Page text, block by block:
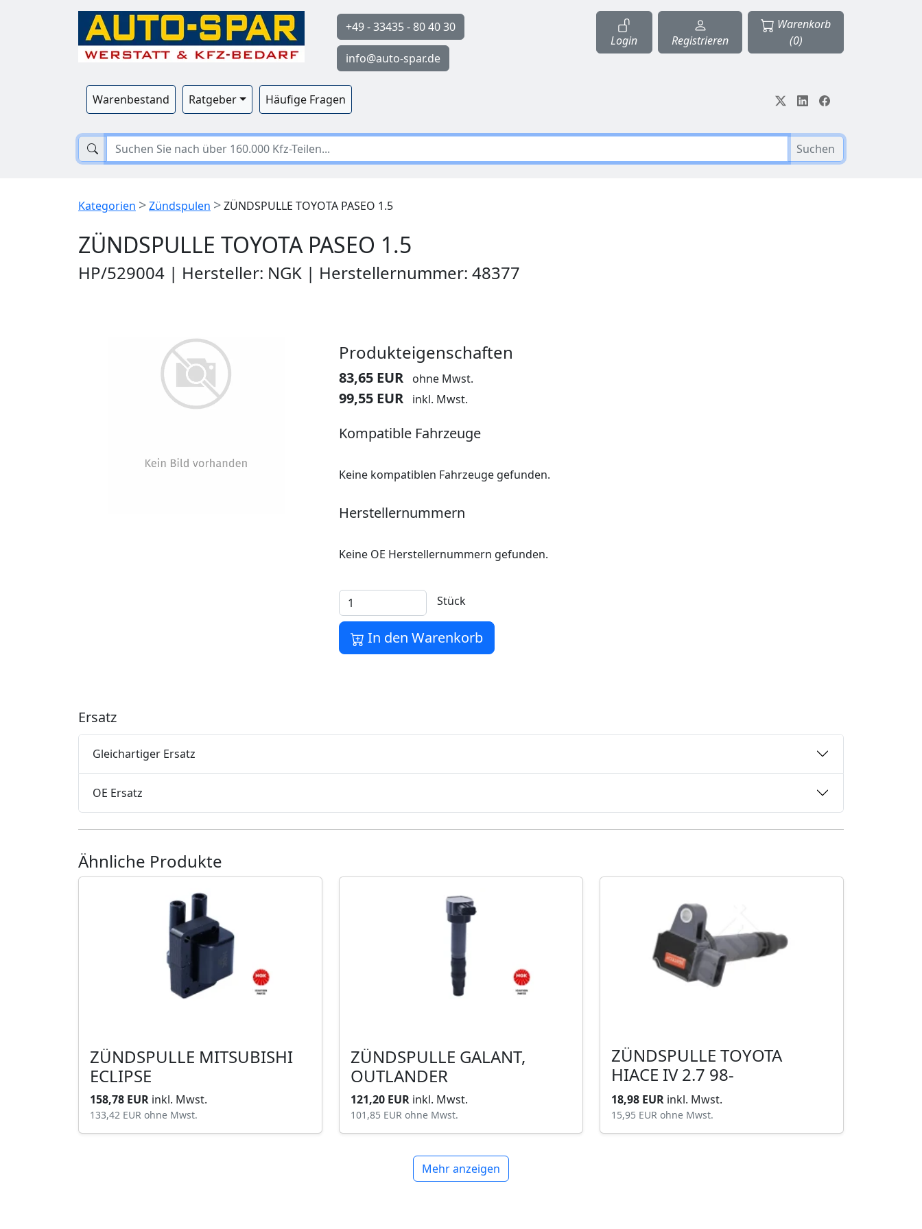
+49 - 33435 - 80 40 30
info@auto-spar.de
Login Registrieren
Warenkorb
(0)
Warenbestand Ratgeber Häufige Fragen
Suchen
Kategorien >Zündspulen >ZÜNDSPULLE TOYOTA PASEO 1.5
ZÜNDSPULLE TOYOTA PASEO 1.5
HP/529004 | Hersteller: NGK | Herstellernummer: 48377
Produkteigenschaften
83,65 EUR ohne Mwst.
99,55 EUR inkl. Mwst.
Kompatible Fahrzeuge
Keine kompatiblen Fahrzeuge gefunden.
Herstellernummern
Keine OE Herstellernummern gefunden.
Stück
In den Warenkorb
Ersatz
Gleichartiger Ersatz
OE Ersatz
Ähnliche Produkte
ZÜNDSPULLE MITSUBISHI
ECLIPSE
158,78 EUR inkl. Mwst.
133,42 EUR ohne Mwst.
ZÜNDSPULLE GALANT,
OUTLANDER
121,20 EUR inkl. Mwst.
101,85 EUR ohne Mwst.
ZÜNDSPULLE TOYOTA
HIACE IV 2.7 98-
18,98 EUR inkl. Mwst.
15,95 EUR ohne Mwst.
Mehr anzeigen